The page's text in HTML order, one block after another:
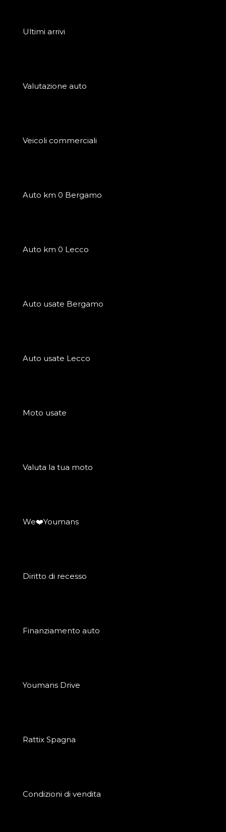
Ultimi arrivi
Valutazione auto
Veicoli commerciali
Auto km 0 Bergamo
Auto km 0 Lecco
Auto usate Bergamo
Auto usate Lecco
Moto usate
Valuta la tua moto
We❤️Youmans
Diritto di recesso
Finanziamento auto
Youmans Drive
Rattix Spagna
Condizioni di vendita